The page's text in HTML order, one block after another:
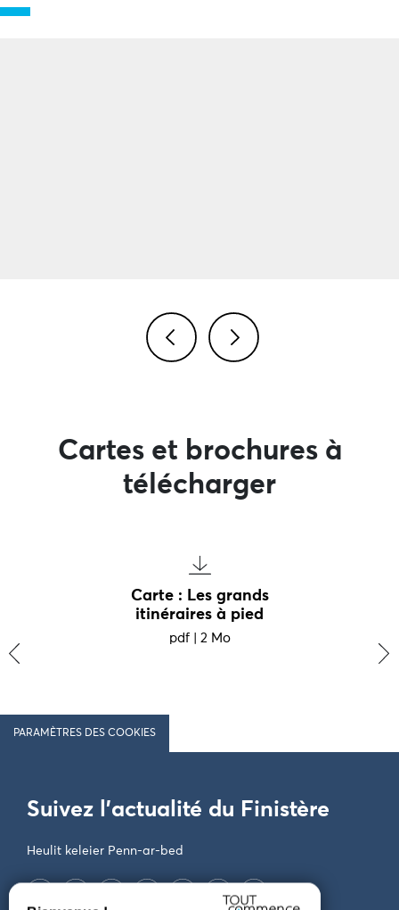
Cartes et brochures à
télécharger
Carte : Les grands
itinéraires à pied
pdf| 2 Mo
‹ ›
PARAMÈTRES DES COOKIES
Suivez l'actualité du Finistère
Heulit keleier Penn-ar-bed